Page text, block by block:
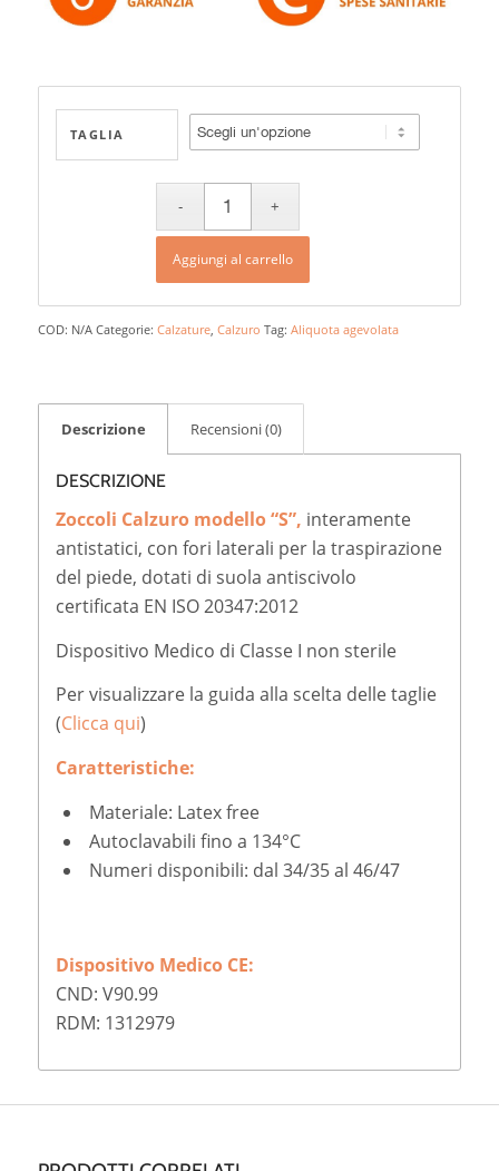
TAGLIA
Aggiungi al carrello
COD: N/A Categorie: Calzature, Calzuro Tag: Aliquota agevolata
Descrizione Recensioni (0)
DESCRIZIONE
Zoccoli Calzuro modello “S”, interamente
antistatici, con fori laterali per la traspirazione
del piede, dotati di suola antiscivolo
certificata EN ISO 20347:2012
Dispositivo Medico di Classe I non sterile
Per visualizzare la guida alla scelta delle taglie
(Clicca qui)
Caratteristiche:
Materiale: Latex free
Autoclavabili fino a 134°C
Numeri disponibili: dal 34/35 al 46/47
Dispositivo Medico CE:
CND: V90.99
RDM: 1312979